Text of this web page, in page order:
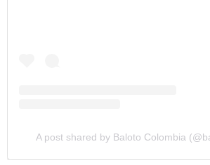
A post shared by Baloto Colombia